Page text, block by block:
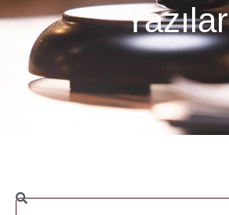
Yazılar